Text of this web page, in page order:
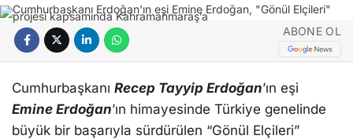
ABONE OL
Cumhurbaşkanı Recep Tayyip Erdoğan’ın eşi
Emine Erdoğan’ın himayesinde Türkiye genelinde
büyük bir başarıyla sürdürülen “Gönül Elçileri”